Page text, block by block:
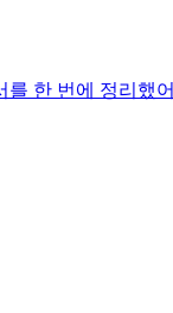
를 한 번에 정리했